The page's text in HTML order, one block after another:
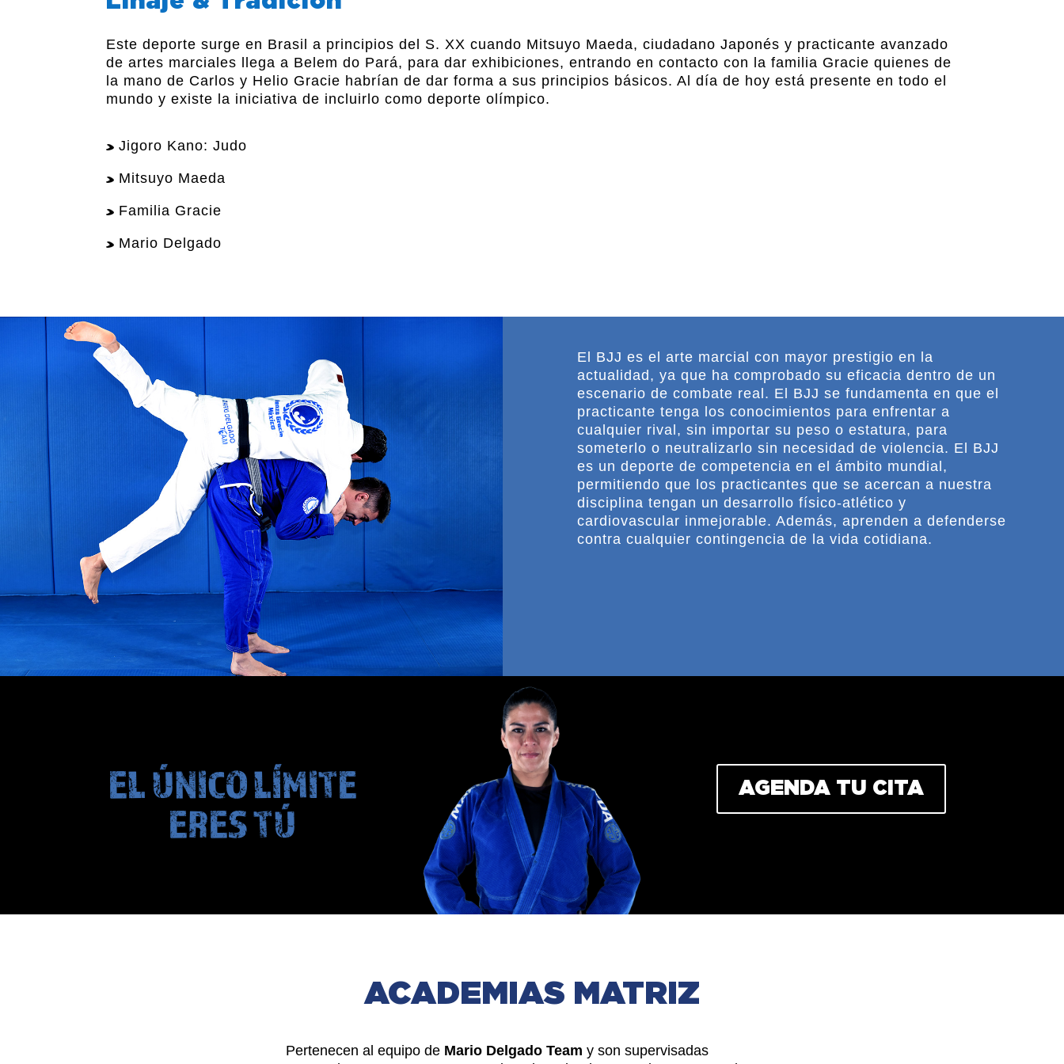
Este deporte surge en Brasil a principios del S. XX cuando Mitsuyo Maeda, ciudadano Japonés y practicante avanzado
de artes marciales llega a Belem do Pará, para dar exhibiciones, entrando en contacto con la familia Gracie quienes de
la mano de Carlos y Helio Gracie habrían de dar forma a sus principios básicos. Al día de hoy está presente en todo el
mundo y existe la iniciativa de incluirlo como deporte olímpico.
Jigoro Kano: Judo
Mitsuyo Maeda
Familia Gracie
Mario Delgado
El BJJ es el arte marcial con mayor prestigio en la
actualidad, ya que ha comprobado su eficacia dentro de un
escenario de combate real. El BJJ se fundamenta en que el
practicante tenga los conocimientos para enfrentar a
cualquier rival, sin importar su peso o estatura, para
someterlo o neutralizarlo sin necesidad de violencia. El BJJ
es un deporte de competencia en el ámbito mundial,
permitiendo que los practicantes que se acercan a nuestra
disciplina tengan un desarrollo físico-atlético y
cardiovascular inmejorable. Además, aprenden a defenderse
contra cualquier contingencia de la vida cotidiana.
EL ÚNICO LÍMITE
ERES TÚ
AGENDA TU CITA
ACADEMIAS MATRIZ
Pertenecen al equipo de Mario Delgado Teamy son supervisadas